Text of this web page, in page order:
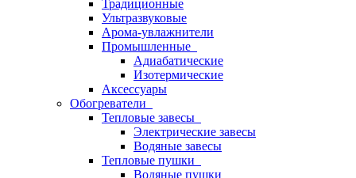
Традиционные
Ультразвуковые
Арома-увлажнители
Промышленныe
Адиабатические
Изотермические
Аксессуары
Обогреватели
Тепловые завесы
Электрические завесы
Водяные завесы
Тепловые пушки
Водяные пушки